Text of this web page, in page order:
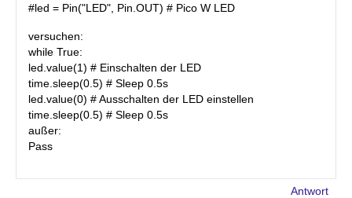
#led = Pin("LED", Pin.OUT) # Pico W LED
versuchen:
while True:
led.value(1) # Einschalten der LED
time.sleep(0.5) # Sleep 0.5s
led.value(0) # Ausschalten der LED einstellen
time.sleep(0.5) # Sleep 0.5s
außer:
Pass
Antwort